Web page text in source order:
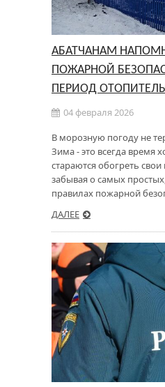
АБАТЧАНАМ
ПОЖАРНОЙ
ПЕРИОД
04 февраля 2026
В морозную погоду не
Зима - это всегда время
стараются обогреть
забывая о самых
правилах пожарной
ДАЛЕЕ